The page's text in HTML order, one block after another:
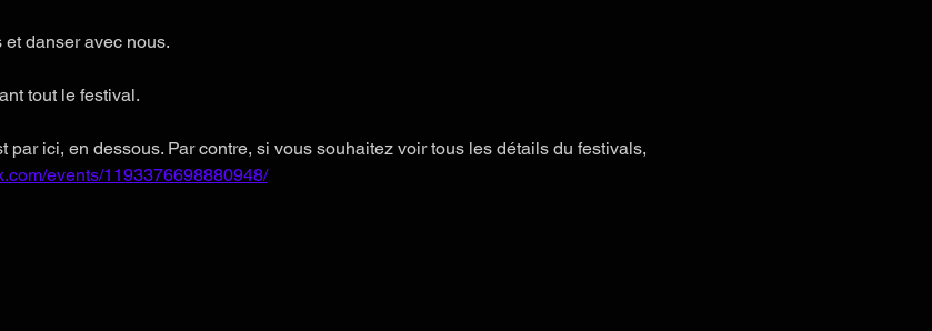
danser avec nous.
tout le festival.
par ici, en dessous. Par contre, si vous souhaitez voir tous les détails du festivals,
events/1193376698880948/